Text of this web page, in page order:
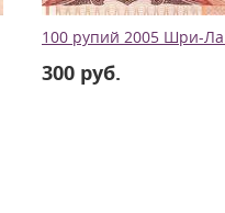
100 рупий 2005 Шри-
300 руб.